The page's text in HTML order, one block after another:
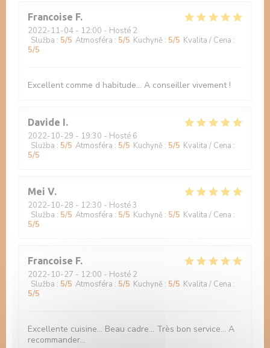
Francoise F
2022-11-04 - 12:00 - Hosté 2
Služba : 5/5 Atmosféra : 5/5 Kuchyně : 5/5 Kvalita / Cena :
5/5
Excellent comme d habitude... A conseiller vivement !
Davide I
2022-10-29 - 19:30 - Hosté 6
Služba : 5/5 Atmosféra : 5/5 Kuchyně : 5/5 Kvalita / Cena :
5/5
Mei V
2022-10-28 - 12:30 - Hosté 3
Služba : 5/5 Atmosféra : 5/5 Kuchyně : 5/5 Kvalita / Cena :
5/5
Francoise F
2022-10-27 - 12:00 - Hosté 2
Služba : 5/5 Atmosféra : 5/5 Kuchyně : 5/5 Kvalita / Cena :
5/5
Excellente cuisine... Beau cadre... Très bon service... A
recommander...